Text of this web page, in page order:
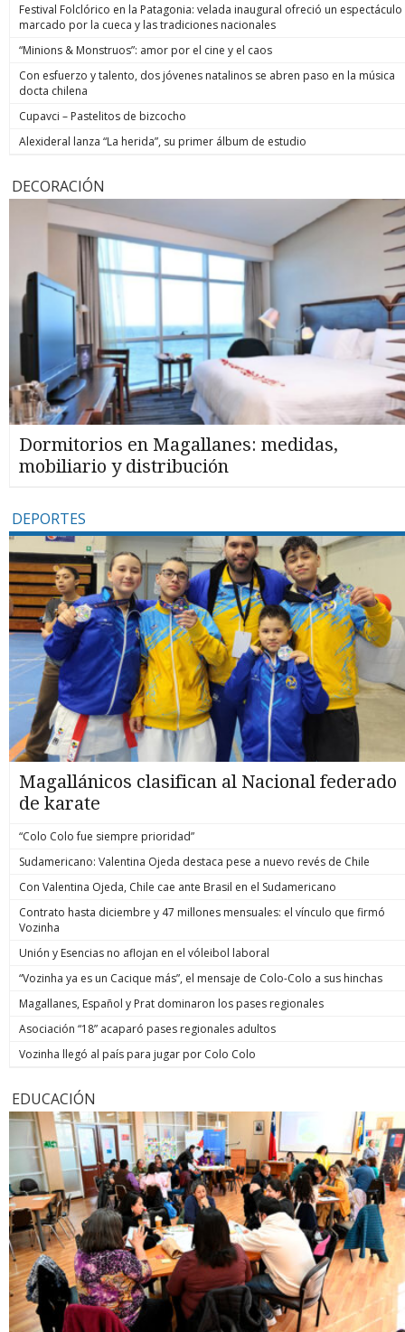
Festival Folclórico en la Patagonia: velada inaugural ofreció un espectáculo
marcado por la cueca y las tradiciones nacionales
“Minions & Monstruos”: amor por el cine y el caos
Con esfuerzo y talento, dos jóvenes natalinos se abren paso en la música
docta chilena
Cupavci – Pastelitos de bizcocho
Alexideral lanza “La herida”, su primer álbum de estudio
DECORACIÓN
Dormitorios en Magallanes: medidas,
mobiliario y distribución
DEPORTES
Magallánicos clasifican al Nacional federado
de karate
“Colo Colo fue siempre prioridad”
Sudamericano: Valentina Ojeda destaca pese a nuevo revés de Chile
Con Valentina Ojeda, Chile cae ante Brasil en el Sudamericano
Contrato hasta diciembre y 47 millones mensuales: el vínculo que firmó
Vozinha
Unión y Esencias no aflojan en el vóleibol laboral
“Vozinha ya es un Cacique más”, el mensaje de Colo-Colo a sus hinchas
Magallanes, Español y Prat dominaron los pases regionales
Asociación “18” acaparó pases regionales adultos
Vozinha llegó al país para jugar por Colo Colo
EDUCACIÓN